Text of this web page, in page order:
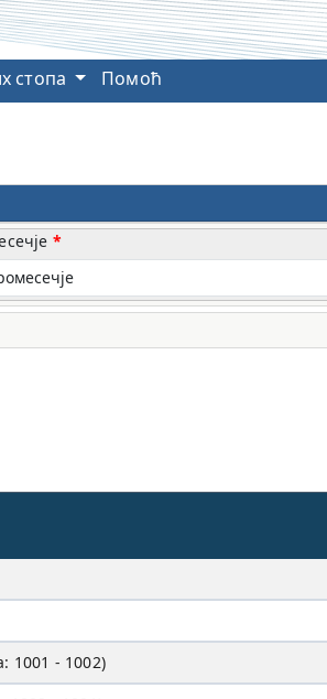
стопа Помоћ
1001 - 1002)